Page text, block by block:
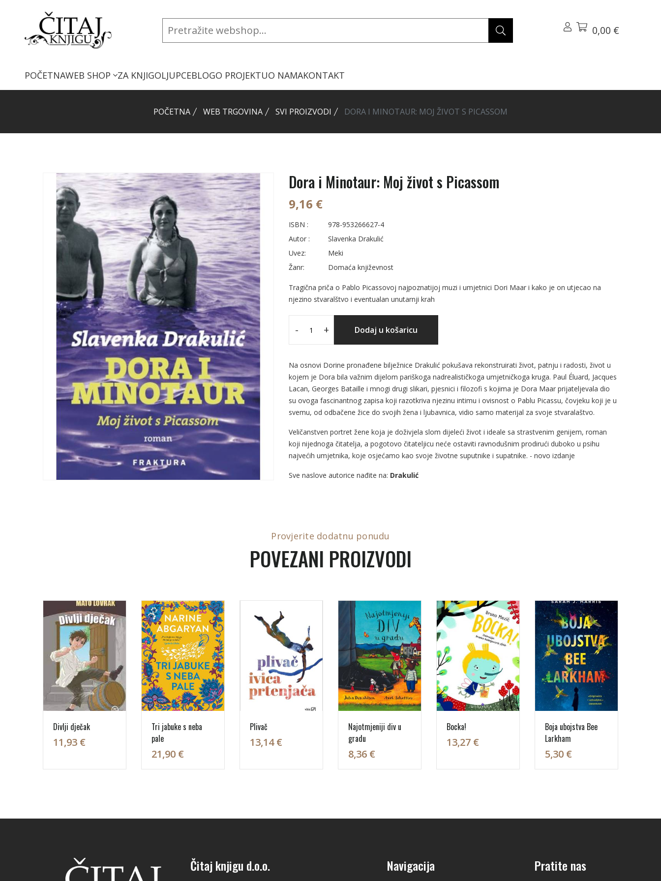
0,00 €
POČETNAWEB SHOP ZA KNJIGOLJUPCEBLOGO PROJEKTUO NAMAKONTAKT
POČETNA WEB TRGOVINA SVI PROIZVODI DORA I MINOTAUR: MOJ ŽIVOT S PICASSOM
Dora i Minotaur: Moj život s Picassom
9,16 €
ISBN :
978-953266627-4
Autor :
Slavenka Drakulić
Uvez:
Meki
Žanr:
Domaća književnost
Tragična priča o Pablo Picassovoj najpoznatijoj muzi i umjetnici Dori Maar i kako je on utjecao na
njezino stvaralštvo i eventualan unutarnji krah
- + Dodaj u košaricu
Na osnovi Dorine pronađene bilježnice Drakulić pokušava rekonstruirati život, patnju i radosti, život u
kojem je Dora bila važnim dijelom pariškoga nadrealističkoga umjetničkoga kruga. Paul Éluard, Jacques
Lacan, Georges Bataille i mnogi drugi slikari, pjesnici i filozofi s kojima je Dora Maar prijateljevala dio
su ovoga fascinantnog zapisa koji razotkriva njezinu intimu i ovisnost o Pablu Picassu, čovjeku koji je u
svemu, od odbačene žice do svojih žena i ljubavnica, vidio samo materijal za svoje stvaralaštvo.
Veličanstven portret žene koja je doživjela slom dijeleći život i ideale sa strastvenim genijem, roman
koji nijednoga čitatelja, a pogotovo čitateljicu neće ostaviti ravnodušnim prodirući duboko u psihu
najvećih umjetnika, koje osjećamo kao svoje životne suputnike i supatnike. - novo izdanje
Sve naslove autorice nađite na: Drakulić
Provjerite dodatnu ponudu
POVEZANI PROIZVODI
Divlji dječak
11,93 €
Tri jabuke s neba
pale
21,90 €
Plivač
13,14 €
Najotmjeniji div u
gradu
8,36 €
Bocka!
13,27 €
Boja ubojstva Bee
Larkham
5,30 €
Čitaj knjigu d.o.o. Navigacija Pratite nas